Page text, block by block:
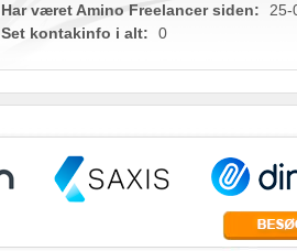
Har været Amino Freelancer siden:
25-
Set kontakinfo i alt:
0